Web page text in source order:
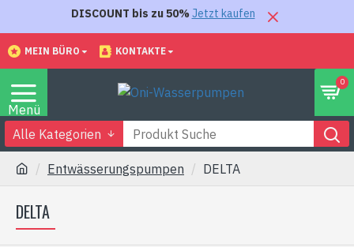
DISCOUNT bis zu 50%Jetzt kaufen
MEIN BÜRO KONTAKTE
0
Alle Kategorien
Entwässerungspumpen DELTA
DELTA